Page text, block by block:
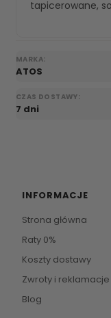
tapicerowane,
MARKA:
ATOS
CZAS DOSTAWY:
7 dni
INFORMACJE
Strona główna
Raty 0%
Koszty dostawy
Zwroty i reklamacje
Blog